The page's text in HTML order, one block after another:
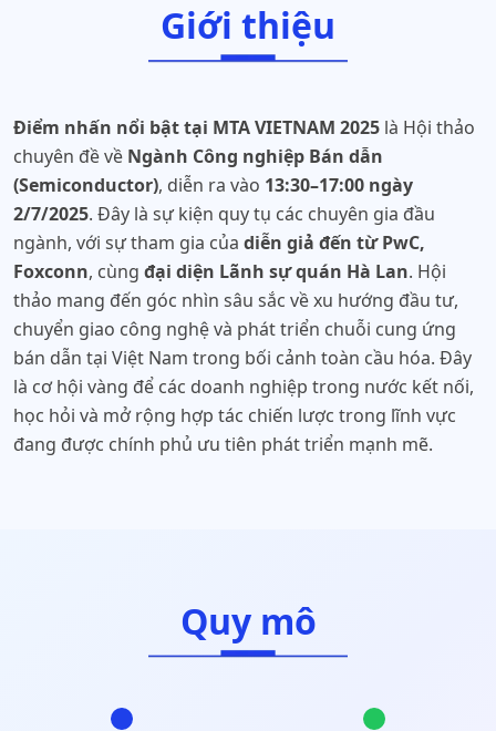
Giới thiệu
Điểm nhấn nổi bật tại MTA VIETNAM 2025 là Hội thảo
chuyên đề về Ngành Công nghiệp Bán dẫn
(Semiconductor), diễn ra vào 13:30–17:00 ngày
2/7/2025. Đây là sự kiện quy tụ các chuyên gia đầu
ngành, với sự tham gia của diễn giả đến từ PwC,
Foxconn, cùng đại diện Lãnh sự quán Hà Lan. Hội
thảo mang đến góc nhìn sâu sắc về xu hướng đầu tư,
chuyển giao công nghệ và phát triển chuỗi cung ứng
bán dẫn tại Việt Nam trong bối cảnh toàn cầu hóa. Đây
là cơ hội vàng để các doanh nghiệp trong nước kết nối,
học hỏi và mở rộng hợp tác chiến lược trong lĩnh vực
đang được chính phủ ưu tiên phát triển mạnh mẽ.
Quy mô